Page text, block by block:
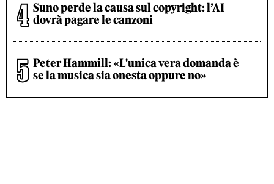
Suno perde la causa sul copyright: l’AI
dovrà pagare le canzoni
Peter Hammill: «L'unica vera domanda è
se la musica sia onesta oppure no»